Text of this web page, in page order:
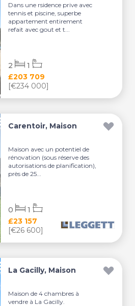
Dans une rsidence prive avec
tennis et piscine, superbe
appartement entirement
refait avec gout et t...
£203 709
[€234 000]
2 1
Carentoir, Maison
Maison avec un potentiel de
rénovation (sous réserve des
autorisations de planification),
près de 25...
£23 157
[€26 600]
0 1
La Gacilly, Maison
Maison de 4 chambres à
vendre à La Gacilly.